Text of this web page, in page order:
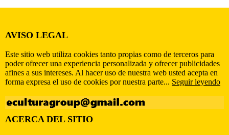
AVISO LEGAL
Este sitio web utiliza cookies tanto propias como de terceros para
poder ofrecer una experiencia personalizada y ofrecer publicidades
afines a sus intereses. Al hacer uso de nuestra web usted acepta en
forma expresa el uso de cookies por nuestra parte... Seguir leyendo
ACERCA DEL SITIO